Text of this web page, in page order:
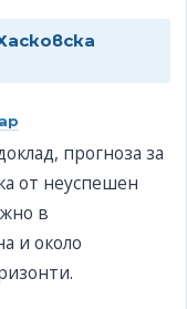
прогноза за
от неуспешен
в
и около